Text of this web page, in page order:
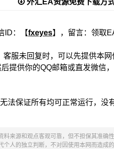
外汇EA资源免费下载方
ID：【fxeyes】，留言：领取
服未回复时，可以先提供本网
后提供你的QQ邮箱或直发微信
法保证所有均可正常运行，没
料来源和观点客观可靠，但不担保其准确
个人的独立判断，不对因使用本网而造成